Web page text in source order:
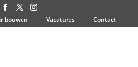
bouwen Vacatures Contact